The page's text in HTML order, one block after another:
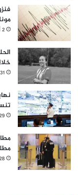
2 أغسطس، 2026
31 يوليو، 2026
29
28